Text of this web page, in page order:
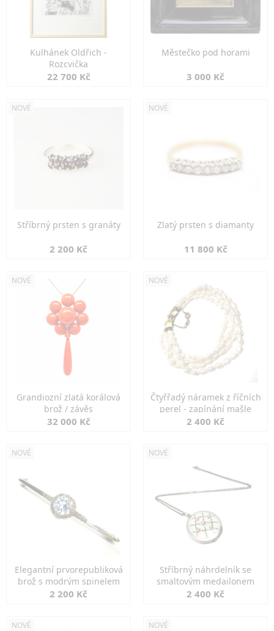
Kulhánek Oldřich -
Rozcvička
22 700 Kč
Městečko pod horami
3 000 Kč
NOVÉ
Stříbrný prsten s granáty
2 200 Kč
NOVÉ
Zlatý prsten s diamanty
11 800 Kč
NOVÉ
Grandiozní zlatá korálová
brož / závěs
32 000 Kč
NOVÉ
Čtyřřadý náramek z říčních
perel - zapínání mašle
2 400 Kč
NOVÉ
Elegantní prvorepubliková
brož s modrým spinelem
2 200 Kč
NOVÉ
Stříbrný náhrdelník se
smaltovým medailonem
2 400 Kč
NOVÉ NOVÉ